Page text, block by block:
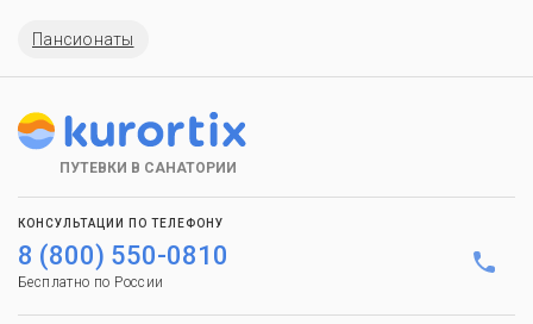
Пансионаты
ПУТЕВКИ В САНАТОРИИ
КОНСУЛЬТАЦИИ ПО ТЕЛЕФОНУ
8 (800) 550-0810
Бесплатно по России